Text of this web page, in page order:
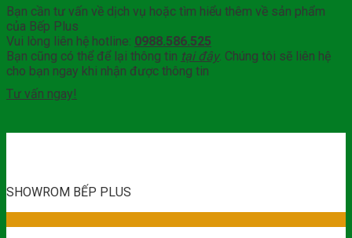
Bạn cần tư vấn về dịch vụ hoặc tìm hiểu thêm về sản phẩm
của Bếp Plus
Vui lòng liên hệ hotline: 0988.586.525
Bạn cũng có thể để lại thông tin tại đây. Chúng tôi sẽ liên hệ
cho bạn ngay khi nhận được thông tin
Tư vấn ngay!
SHOWROM BẾP PLUS